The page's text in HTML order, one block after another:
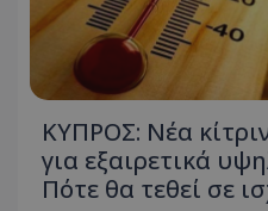
ΚΥΠΡΟΣ: Νέα
για εξαιρετικά
Πότε θα τεθεί σε